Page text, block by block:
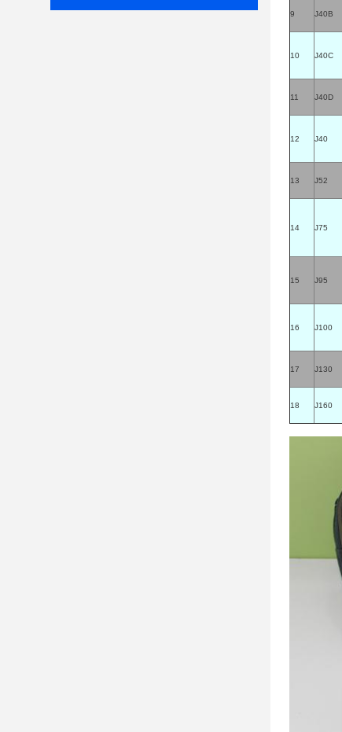
9 J40B
10 J40C
11 J40D
12 J40
13 J52
14 J75
15 J95
16 J100
17 J130
18 J160